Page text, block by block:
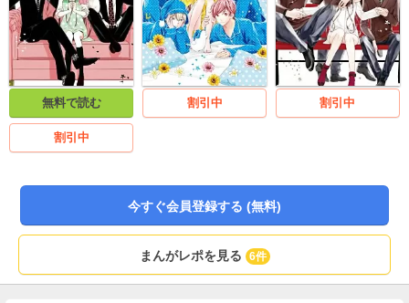
無料で読む
割引中
割引中 割引中
今すぐ会員登録する (無料)
まんがレポを見る 6件